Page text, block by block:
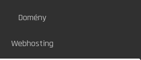
Domény
Webhosting